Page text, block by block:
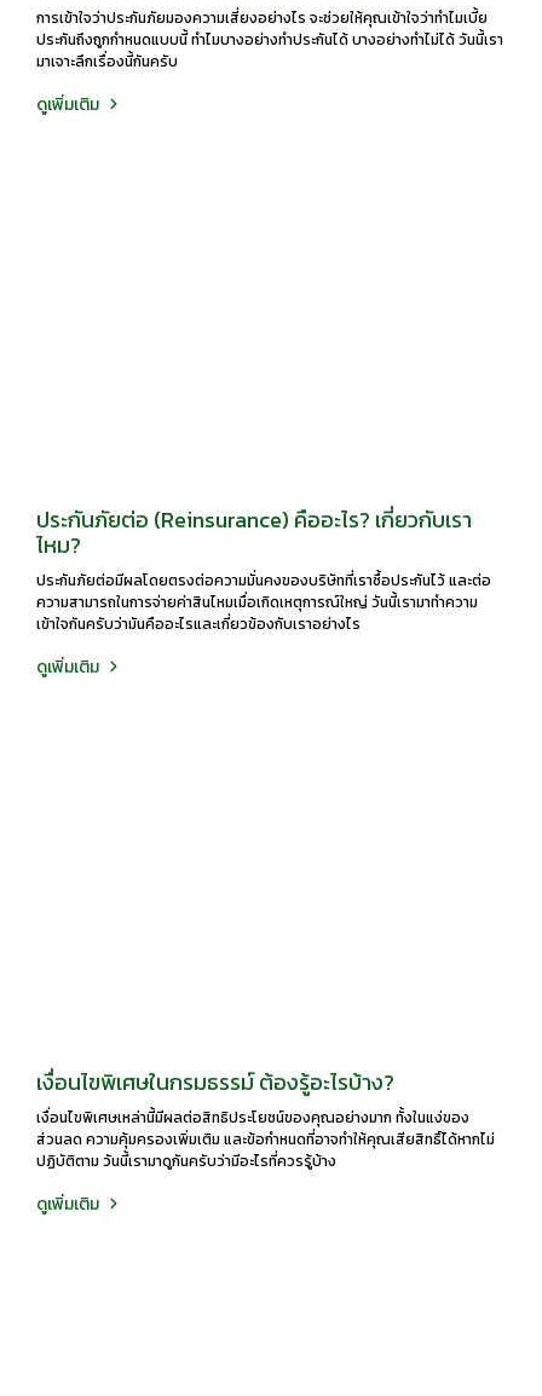
การเข้าใจว่าประกันภัยมองความเสี่ยงอย่างไร จะช่วยให้คุณเข้าใจว่าทำไมเบี้ย
ประกันถึงถูกกำหนดแบบนี้ ทำไมบางอย่างทำประกันได้ บางอย่างทำไม่ได้ วันนี้เรา
มาเจาะลึกเรื่องนี้กันครับ
ดูเพิ่มเติม
ประกันภัยต่อ (Reinsurance) คืออะไร? เกี่ยวกับเรา
ไหม?
ประกันภัยต่อมีผลโดยตรงต่อความมั่นคงของบริษัทที่เราซื้อประกันไว้ และต่อ
ความสามารถในการจ่ายค่าสินไหมเมื่อเกิดเหตุการณ์ใหญ่ วันนี้เรามาทำความ
เข้าใจกันครับว่ามันคืออะไรและเกี่ยวข้องกับเราอย่างไร
ดูเพิ่มเติม
เงื่อนไขพิเศษในกรมธรรม์ ต้องรู้อะไรบ้าง?
เงื่อนไขพิเศษเหล่านี้มีผลต่อสิทธิประโยชน์ของคุณอย่างมาก ทั้งในแง่ของ
ส่วนลด ความคุ้มครองเพิ่มเติม และข้อกำหนดที่อาจทำให้คุณเสียสิทธิ์ได้หากไม่
ปฏิบัติตาม วันนี้เรามาดูกันครับว่ามีอะไรที่ควรรู้บ้าง
ดูเพิ่มเติม